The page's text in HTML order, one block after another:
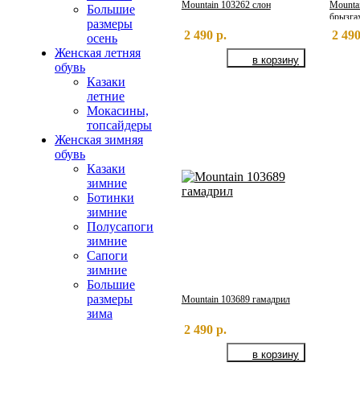
Большие
размеры
осень
Женская летняя
обувь
Казаки
летние
Мокасины,
топсайдеры
Женская зимняя
обувь
Казаки
зимние
Ботинки
зимние
Полусапоги
зимние
Сапоги
зимние
Большие
размеры
зима
Mountain 103262 слон
2 490 р. 2
Mountain 103689 гамадрил
2 490 р.